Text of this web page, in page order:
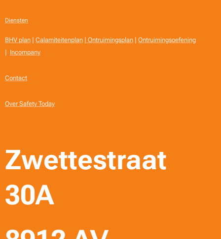
Diensten
BHV plan | Calamiteitenplan | Ontruimingsplan | Ontruimingsoefening
| Incompany
Contact
Over Safety Today
Zwettestraat
30A